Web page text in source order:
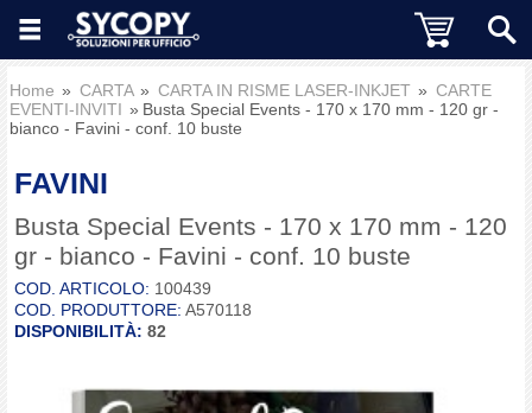
Home CARTA CARTA IN RISME LASER-INKJET
CARTE
EVENTI-INVITI
Busta Special Events - 170 x 170 mm - 120 gr -
bianco - Favini - conf. 10 buste
FAVINI
Busta Special Events - 170 x 170 mm - 120
gr - bianco - Favini - conf. 10 buste
COD. ARTICOLO: 100439
COD. PRODUTTORE: A570118
DISPONIBILITÀ: 82